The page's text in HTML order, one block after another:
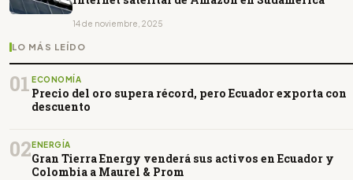
14 de noviembre, 2025
LO MÁS LEÍDO
01 ECONOMÍA
Precio del oro supera récord, pero Ecuador exporta con
descuento
02ENERGÍA
Gran Tierra Energy venderá sus activos en Ecuador y
Colombia a Maurel & Prom